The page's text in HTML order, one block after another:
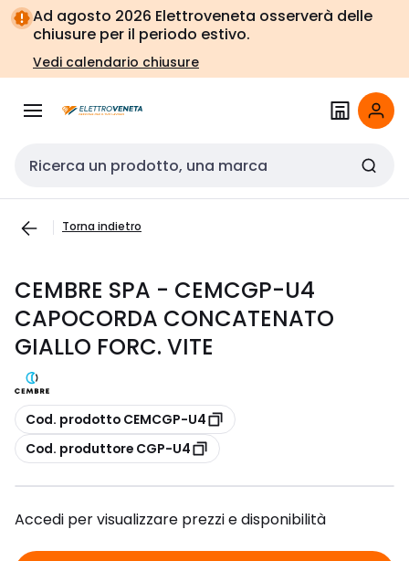
Vai alla
navigazione
Vai
alla
pagina
Ad agosto 2026 Elettroveneta osserverà delle
chiusure per il periodo estivo.
Vedi calendario chiusure
Cerca input
Torna indietro
CEMBRE SPA - CEMCGP-U4
CAPOCORDA CONCATENATO
GIALLO FORC. VITE
copia
Cod. prodotto CEMCGP-U4
copia
Cod. produttore CGP-U4
Accedi per visualizzare prezzi e disponibilità